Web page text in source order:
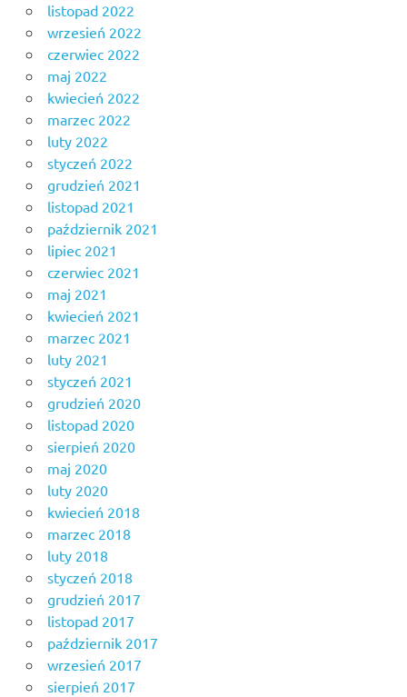
listopad 2022
wrzesień 2022
czerwiec 2022
maj 2022
kwiecień 2022
marzec 2022
luty 2022
styczeń 2022
grudzień 2021
listopad 2021
październik 2021
lipiec 2021
czerwiec 2021
maj 2021
kwiecień 2021
marzec 2021
luty 2021
styczeń 2021
grudzień 2020
listopad 2020
sierpień 2020
maj 2020
luty 2020
kwiecień 2018
marzec 2018
luty 2018
styczeń 2018
grudzień 2017
listopad 2017
październik 2017
wrzesień 2017
sierpień 2017